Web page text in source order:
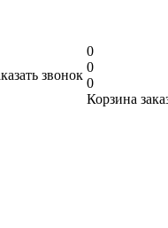
звонок
0
0
0
Корзина